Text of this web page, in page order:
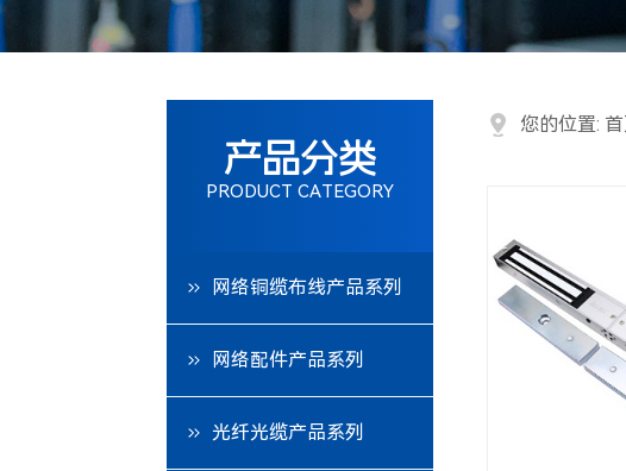
机柜产品系列
特色产品系列
门禁系统
产品分类
PRODUCT CATEGORY
网络铜缆布线产品系列
网络配件产品系列
光纤光缆产品系列
您的位置: